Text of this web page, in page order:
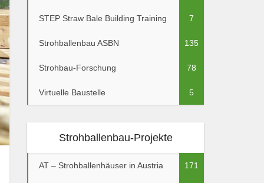
STEP Straw Bale Building Training 7
Strohballenbau ASBN 135
Strohbau-Forschung 78
Virtuelle Baustelle 5
Strohballenbau-Projekte
AT – Strohballenhäuser in Austria 171